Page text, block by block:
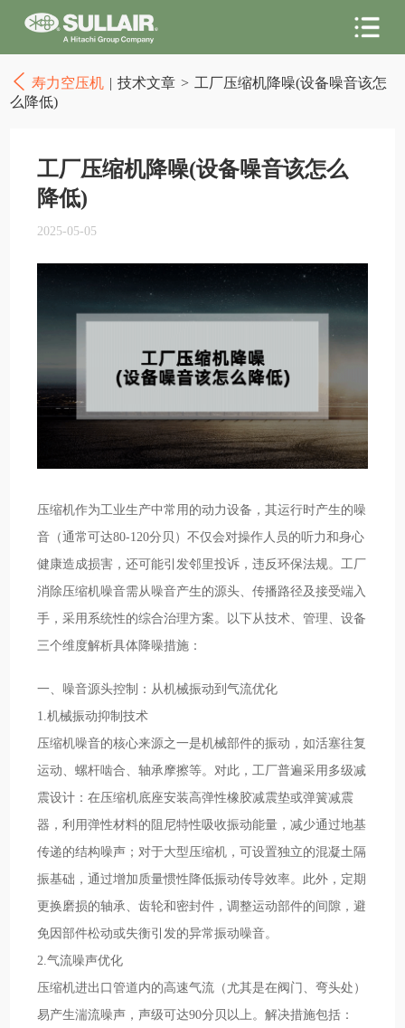
寿力空压机 | 技术文章 > 工厂压缩机降噪(设备噪音该怎
么降低)
工厂压缩机降噪(设备噪音该怎么
降低)
2025-05-05
压缩机作为工业生产中常用的动力设备，其运行时产生的噪
音（通常可达80-120分贝）不仅会对操作人员的听力和身心
健康造成损害，还可能引发邻里投诉，违反环保法规。工厂
消除压缩机噪音需从噪音产生的源头、传播路径及接受端入
手，采用系统性的综合治理方案。以下从技术、管理、设备
三个维度解析具体降噪措施：
一、噪音源头控制：从机械振动到气流优化
1.机械振动抑制技术
压缩机噪音的核心来源之一是机械部件的振动，如活塞往复
运动、螺杆啮合、轴承摩擦等。对此，工厂普遍采用多级减
震设计：在压缩机底座安装高弹性橡胶减震垫或弹簧减震
器，利用弹性材料的阻尼特性吸收振动能量，减少通过地基
传递的结构噪声；对于大型压缩机，可设置独立的混凝土隔
振基础，通过增加质量惯性降低振动传导效率。此外，定期
更换磨损的轴承、齿轮和密封件，调整运动部件的间隙，避
免因部件松动或失衡引发的异常振动噪音。
2.气流噪声优化
压缩机进出口管道内的高速气流（尤其是在阀门、弯头处）
易产生湍流噪声，声级可达90分贝以上。解决措施包括：